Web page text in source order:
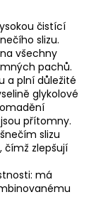
čistící
slizu.
všechny
pachů.
a plní důležité
glykolové
přítomny.
slizu
čímž zlepšují
má